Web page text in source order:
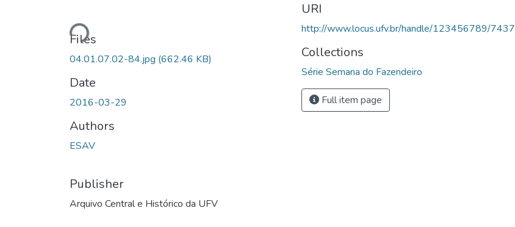
Loading...
Files
04.01.07.02-84.jpg (662.46 KB)
Date
2016-03-29
Authors
ESAV
Publisher
Arquivo Central e Histórico da UFV
URI
http://www.locus.ufv.br/handle/123456789/7437
Collections
Série Semana do Fazendeiro
Full item page